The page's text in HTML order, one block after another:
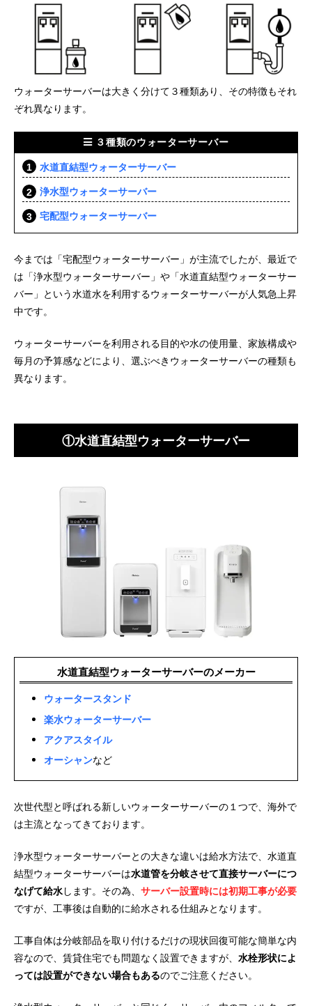
ウォーターサーバーは大きく分けて３種類あり、その特徴もそれ
ぞれ異なります。
３種類のウォーターサーバー
水道直結型ウォーターサーバー
浄水型ウォーターサーバー
宅配型ウォーターサーバー
今までは「宅配型ウォーターサーバー」が主流でしたが、最近で
は「浄水型ウォーターサーバー」や「水道直結型ウォーターサー
バー」という水道水を利用するウォーターサーバーが人気急上昇
中です。
ウォーターサーバーを利用される目的や水の使用量、家族構成や
毎月の予算感などにより、選ぶべきウォーターサーバーの種類も
異なります。
①水道直結型ウォーターサーバー
水道直結型ウォーターサーバーのメーカー
ウォータースタンド
楽水ウォーターサーバー
アクアスタイル
オーシャンなど
次世代型と呼ばれる新しいウォーターサーバーの１つで、海外で
は主流となってきております。
浄水型ウォーターサーバーとの大きな違いは給水方法で、水道直
結型ウォーターサーバーは水道管を分岐させて直接サーバーにつ
なげて給水します。その為、 サーバー設置時には初期工事が必要
ですが、工事後は自動的に給水される仕組みとなります。
工事自体は分岐部品を取り付けるだけの現状回復可能な簡単な内
容なので、賃貸住宅でも問題なく設置できますが、 水栓形状によ
っては設置ができない場合もあるのでご注意ください。